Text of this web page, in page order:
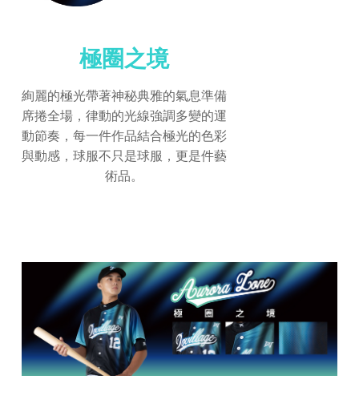
極圈之境
絢麗的極光帶著神秘典雅的氣息準備
席捲全場，律動的光線強調多變的運
動節奏，每一件作品結合極光的色彩
與動感，球服不只是球服，更是件藝
術品。